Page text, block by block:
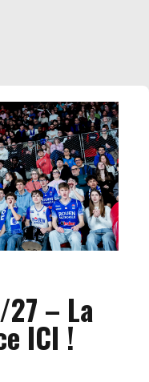
– La
ICI !